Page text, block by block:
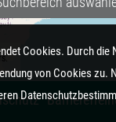
Cookies. Durch die
von Cookies zu.